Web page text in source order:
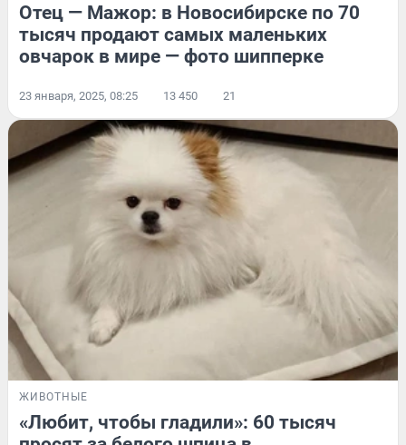
Отец — Мажор: в Новосибирске по 70
тысяч продают самых маленьких
овчарок в мире — фото шипперке
23 января, 2025, 08:25 13 450 21
ЖИВОТНЫЕ
«Любит, чтобы гладили»: 60 тысяч